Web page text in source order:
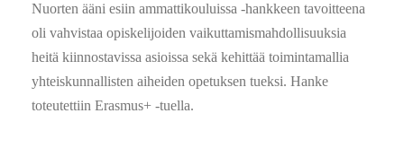
Nuorten ääni esiin ammattikouluissa -hankkeen tavoitteena
oli vahvistaa opiskelijoiden vaikuttamismahdollisuuksia
heitä kiinnostavissa asioissa sekä kehittää toimintamallia
yhteiskunnallisten aiheiden opetuksen tueksi. Hanke
toteutettiin Erasmus+ -tuella.